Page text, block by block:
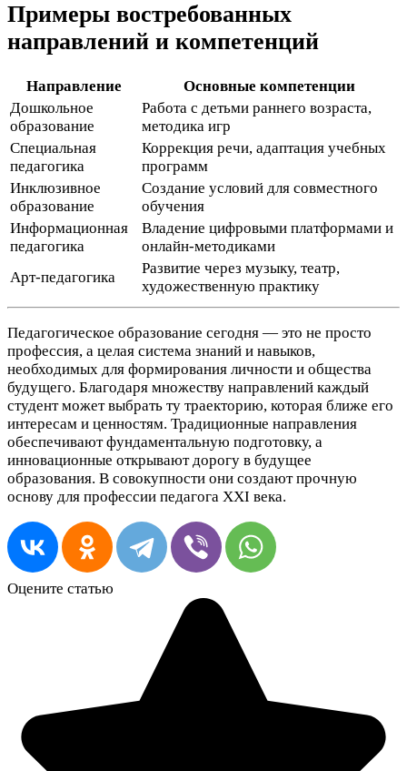
Примеры востребованных
направлений и компетенций
Направление
Основные компетенции
Дошкольное
образование
Работа с детьми раннего возраста,
методика игр
Специальная
педагогика
Коррекция речи, адаптация учебных
программ
Инклюзивное
образование
Создание условий для совместного
обучения
Информационная
педагогика
Владение цифровыми платформами и
онлайн-методиками
Арт-педагогика
Развитие через музыку, театр,
художественную практику
Педагогическое образование сегодня — это не просто
профессия, а целая система знаний и навыков,
необходимых для формирования личности и общества
будущего. Благодаря множеству направлений каждый
студент может выбрать ту траекторию, которая ближе его
интересам и ценностям. Традиционные направления
обеспечивают фундаментальную подготовку, а
инновационные открывают дорогу в будущее
образования. В совокупности они создают прочную
основу для профессии педагога XXI века.
Оцените статью